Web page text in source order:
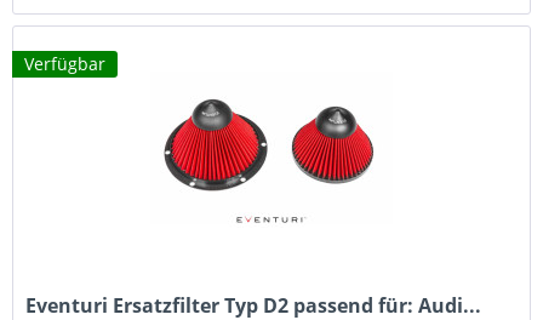
Verfügbar
Eventuri Ersatzfilter Typ D2 passend für: Audi...